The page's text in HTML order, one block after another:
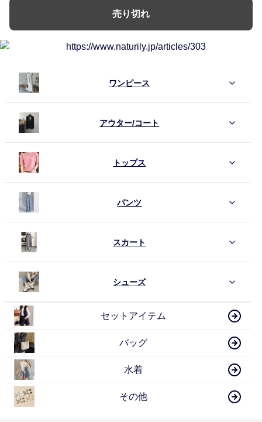
売り切れ
ワンピース
アウター/コート
トップス
パンツ
スカート
シューズ
セットアイテム
バッグ
水着
その他